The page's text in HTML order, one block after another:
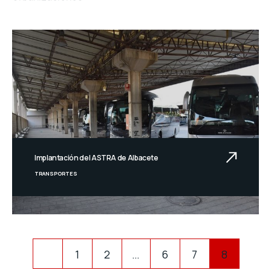
Implantación del ASTRA de Albacete
TRANSPORTES
1 2 … 6 7 8